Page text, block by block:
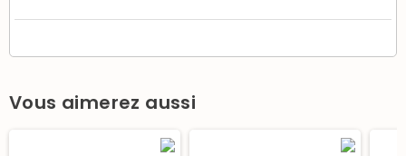
Vous aimerez aussi